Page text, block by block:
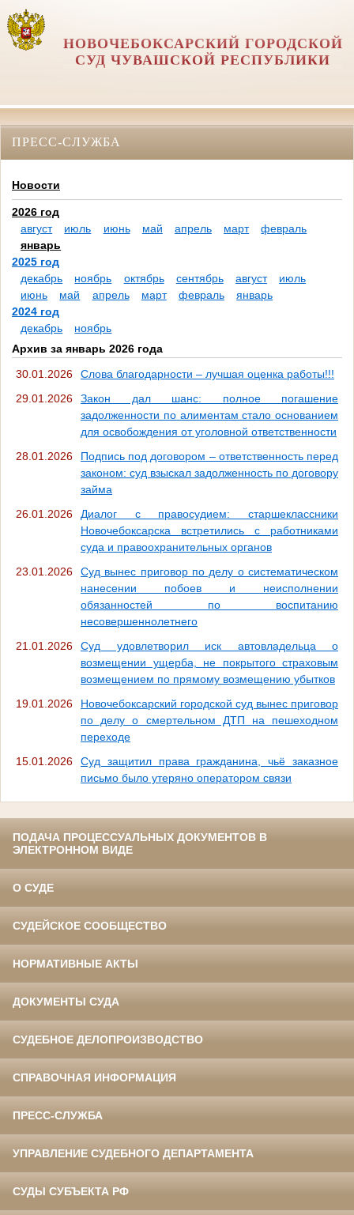
НОВОЧЕБОКСАРСКИЙ ГОРОДСКОЙ
СУД ЧУВАШСКОЙ РЕСПУБЛИКИ
ПРЕСС-СЛУЖБА
Новости
2026 год
август
июль июнь май апрель март
февраль
январь
2025 год
декабрь
ноябрь октябрь сентябрь август
июль
июнь
май апрель март февраль
январь
2024 год
декабрь
ноябрь
Архив за январь 2026 года
30.01.2026
Слова благодарности – лучшая оценка работы!!!
29.01.2026
Закон дал шанс: полное погашение
задолженности по алиментам стало основанием
для освобождения от уголовной ответственности
28.01.2026
Подпись под договором – ответственность перед
законом: суд взыскал задолженность по договору
займа
26.01.2026
Диалог с правосудием: старшеклассники
Новочебоксарска встретились с работниками
суда и правоохранительных органов
23.01.2026
Суд вынес приговор по делу о систематическом
нанесении побоев и неисполнении
обязанностей по воспитанию
несовершеннолетнего
21.01.2026
Суд удовлетворил иск автовладельца о
возмещении ущерба, не покрытого страховым
возмещением по прямому возмещению убытков
19.01.2026
Новочебоксарский городской суд вынес приговор
по делу о смертельном ДТП на пешеходном
переходе
15.01.2026
Суд защитил права гражданина, чьё заказное
письмо было утеряно оператором связи
ПОДАЧА ПРОЦЕССУАЛЬНЫХ ДОКУМЕНТОВ В
ЭЛЕКТРОННОМ ВИДЕ
О СУДЕ
СУДЕЙСКОЕ СООБЩЕСТВО
НОРМАТИВНЫЕ АКТЫ
ДОКУМЕНТЫ СУДА
СУДЕБНОЕ ДЕЛОПРОИЗВОДСТВО
СПРАВОЧНАЯ ИНФОРМАЦИЯ
ПРЕСС-СЛУЖБА
УПРАВЛЕНИЕ СУДЕБНОГО ДЕПАРТАМЕНТА
СУДЫ СУБЪЕКТА РФ